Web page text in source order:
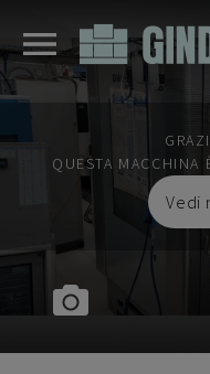
QUESTA MACCHINA
Vedi